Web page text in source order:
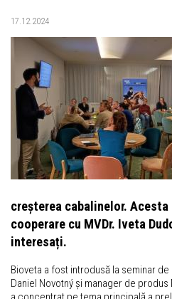
17.12.2024
creșterea cabalinelor.
cooperare cu MVDr. Iveta
interesați.
Bioveta a fost introdusă la seminar
Daniel Novotný și manager de produs